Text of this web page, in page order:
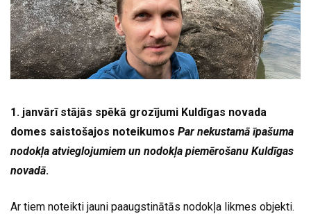
1. janvārī stājās spēkā grozījumi Kuldīgas novada
domes saistošajos noteikumos Par nekustamā īpašuma
nodokļa atvieglojumiem un nodokļa piemērošanu Kuldīgas
novadā.
Ar tiem noteikti jauni paaugstinātās nodokļa likmes objekti.